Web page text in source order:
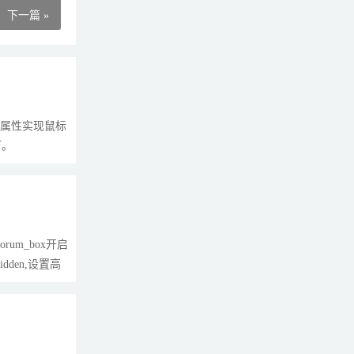
下一篇 »
性实现鼠标
开启
设置高